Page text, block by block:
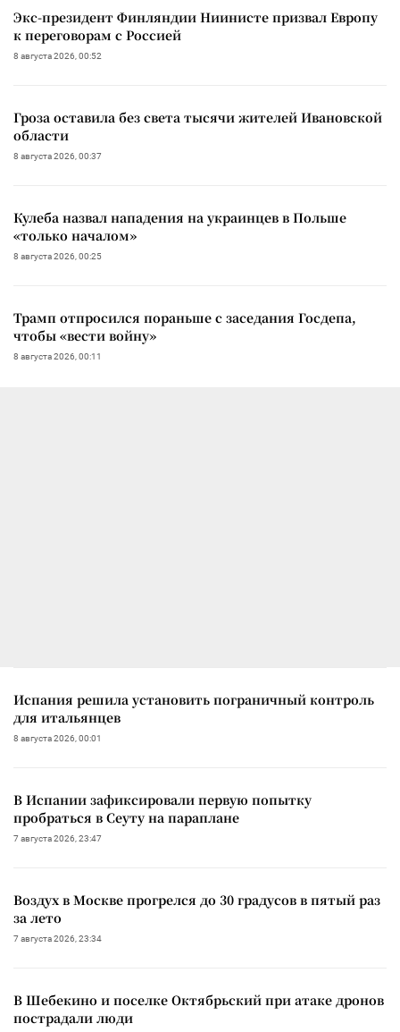
Экс-президент Финляндии Ниинисте призвал Европу
к переговорам с Россией
8 августа 2026, 00:52
Гроза оставила без света тысячи жителей Ивановской
области
8 августа 2026, 00:37
Кулеба назвал нападения на украинцев в Польше
«только началом»
8 августа 2026, 00:25
Трамп отпросился пораньше с заседания Госдепа,
чтобы «вести войну»
8 августа 2026, 00:11
Испания решила установить пограничный контроль
для итальянцев
8 августа 2026, 00:01
В Испании зафиксировали первую попытку
пробраться в Сеуту на параплане
7 августа 2026, 23:47
Воздух в Москве прогрелся до 30 градусов в пятый раз
за лето
7 августа 2026, 23:34
В Шебекино и поселке Октябрьский при атаке дронов
пострадали люди